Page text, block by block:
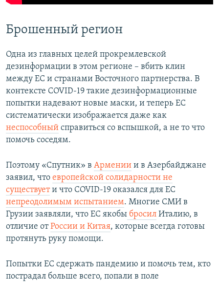
Брошенный регион
Одна из главных целей прокремлевской
дезинформации в этом регионе – вбить клин
между ЕС и странами Восточного партнерства. В
контексте COVID-19 такие дезинформационные
попытки надевают новые маски, и теперь ЕС
систематически изображается даже как
неспособный справиться со вспышкой, а не то что
помочь соседям.
Поэтому «Спутник» в Армении и в Азербайджане
заявил, что европейской солидарности не
существуети что COVID-19 оказался для ЕС
непреодолимым испытанием. Многие СМИ в
Грузии заявляли, что ЕС якобы бросил Италию, в
отличие отРоссии и Китая, которые всегда готовы
протянуть руку помощи.
Попытки ЕС сдержать пандемию и помочь тем, кто
пострадал больше всего, попали в поле